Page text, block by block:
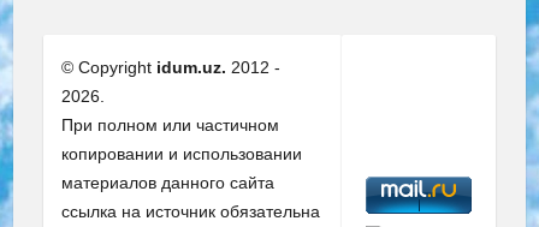
© Copyright idum.uz. 2012 -
2026.
При полном или частичном
копировании и использовании
материалов данного сайта
ссылка на источник обязательна